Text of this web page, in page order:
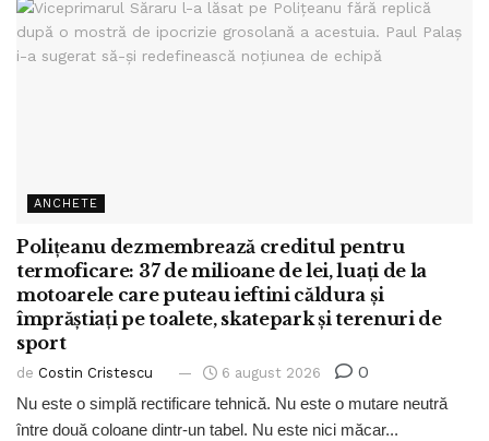
ANCHETE
Polițeanu dezmembrează creditul pentru
termoficare: 37 de milioane de lei, luați de la
motoarele care puteau ieftini căldura și
împrăștiați pe toalete, skatepark și terenuri de
sport
de Costin Cristescu 6 august 2026 0
Nu este o simplă rectificare tehnică. Nu este o mutare neutră
între două coloane dintr-un tabel. Nu este nici măcar...